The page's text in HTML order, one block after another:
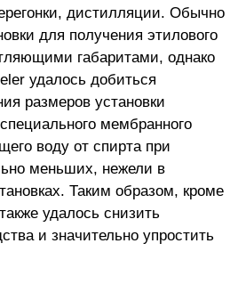
дистилляции. Обычно
для получения этилового
габаритами, однако
удалось добиться
размеров установки
мембранного
воду от спирта при
меньших, нежели в
Таким образом, кроме
удалось снизить
и значительно упростить